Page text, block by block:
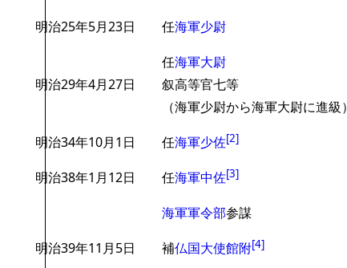
明治25年5月23日
任海軍少尉
明治29年4月27日
任海軍大尉
叙高等官七等
（海軍少尉から海軍大尉に進級）
明治34年10月1日 任海軍少佐[2]
明治38年1月12日 任海軍中佐[3]
海軍軍令部参謀
明治39年11月5日
補仏国大使館附[4]